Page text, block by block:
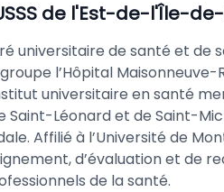
de l'Est-de-l'Île-
universitaire de santé et de
l’Hôpital Maisonneuve-
universitaire en santé
Saint-Léonard et de Saint-
Affilié à l’Université de
d’évaluation et de
de la santé.